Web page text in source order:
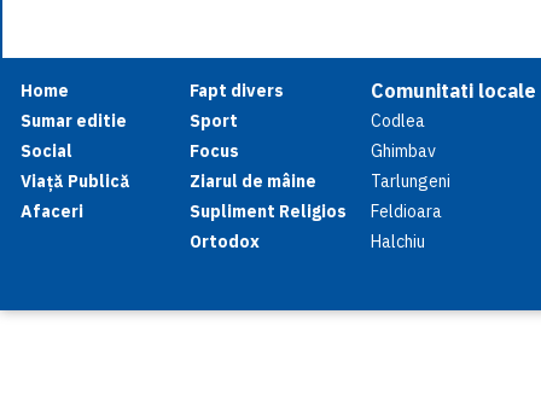
Home
Sumar editie
Social
Viață Publică
Afaceri
Fapt divers
Sport
Focus
Ziarul de mâine
Supliment Religios
Ortodox
Comunitati locale
Codlea
Ghimbav
Tarlungeni
Feldioara
Halchiu